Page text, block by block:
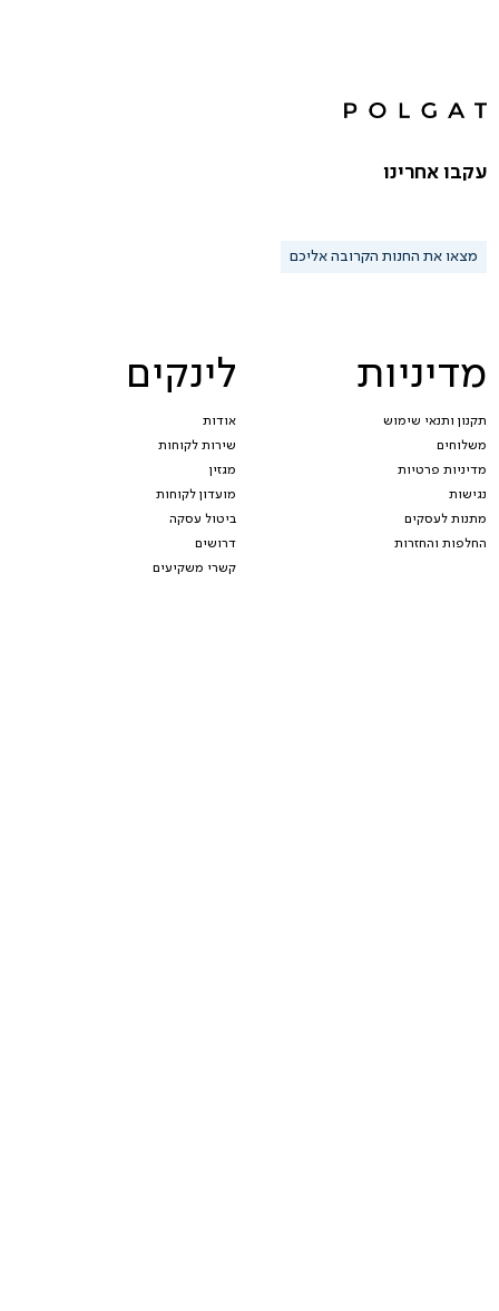
מדיניות
תקנון ותנאי שימוש
משלוחים
מדיניות פרטיות
נגישות
מתנות לעסקים
החלפות והחזרות
לינקים
אודות
שירות לקוחות
מגזין
מועדון לקוחות
ביטול עסקה
דרושים
קשרי משקיעים
עקבו אחרינו
מצאו את החנות הקרובה אליכם